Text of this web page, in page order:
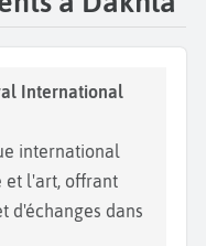
International
international
et l'art, offrant
d'échanges dans